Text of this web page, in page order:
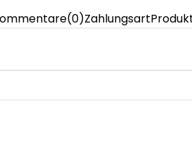
(0)Zahlungsart